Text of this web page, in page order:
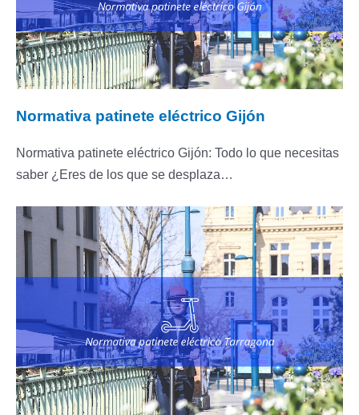
Normativa patinete eléctrico Gijón
Normativa patinete eléctrico Gijón: Todo lo que necesitas
saber ¿Eres de los que se desplaza…